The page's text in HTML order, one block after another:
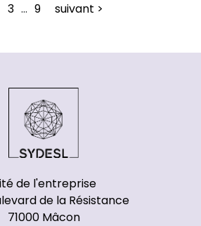
3 … 9 suivant >
de l'entreprise
de la Résistance
71000 Mâcon